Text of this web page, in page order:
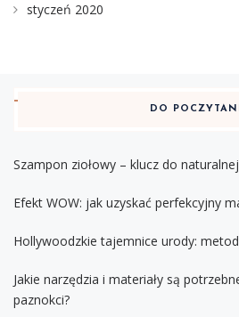
styczeń 2020
DO
Szampon ziołowy – klucz do
Efekt WOW: jak uzyskać perfekcyjny
Hollywoodzkie tajemnice urody:
Jakie narzędzia i materiały są
paznokci?